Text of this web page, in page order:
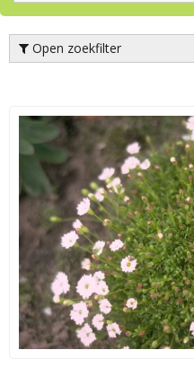
Open zoekfilter